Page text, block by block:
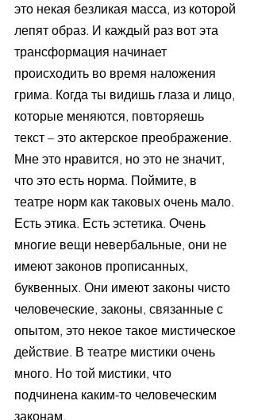
это некая безликая масса, из которой
лепят образ. И каждый раз вот эта
трансформация начинает
происходить во время наложения
грима. Когда ты видишь глаза и лицо,
которые меняются, повторяешь
текст – это актерское преображение.
Мне это нравится, но это не значит,
что это есть норма. Поймите, в
театре норм как таковых очень мало.
Есть этика. Есть эстетика. Очень
многие вещи невербальные, они не
имеют законов прописанных,
буквенных. Они имеют законы чисто
человеческие, законы, связанные с
опытом, это некое такое мистическое
действие. В театре мистики очень
много. Но той мистики, что
подчинена каким-то человеческим
законам.